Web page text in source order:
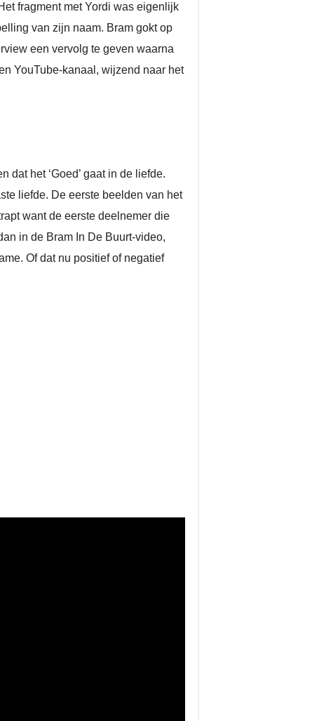
fragment met Yordi was eigenlijk
van zijn naam. Bram gokt op
een vervolg te geven waarna
YouTube-kanaal, wijzend naar het
het ‘Goed’ gaat in de liefde.
liefde. De eerste beelden van het
want de eerste deelnemer die
in de Bram In De Buurt-video,
Of dat nu positief of negatief